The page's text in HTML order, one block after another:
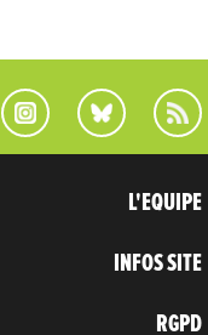
L'EQUIPE
INFOS SITE
RGPD